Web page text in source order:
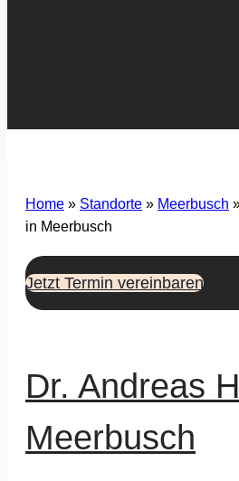
Home » Standorte » Meerbusch
in Meerbusch
Jetzt Termin vereinbaren
Dr. Andreas
Meerbusch